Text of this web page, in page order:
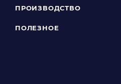
ПРОИЗВОДСТВО
ПОЛЕЗНОЕ